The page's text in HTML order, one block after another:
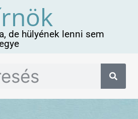
de hülyének lenni sem